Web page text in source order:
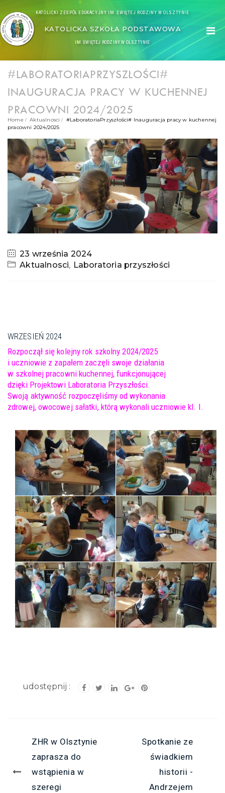
KATOLICKI ZESPÓŁ EDUKACYJNY IM. ŚWIĘTEJ RODZINY W OLSZTYNIE
KATOLICKA SZKOŁA PODSTAWOWA
IM. ŚWIĘTEJ RODZINY W OLSZTYNIE
#LABORATORIAPRZYSZŁOŚCI#
INAUGURACJA PRACY W KUCHENNEJ
PRACOWNI 2024/2025
Home Aktualnosci
#LaboratoriaPrzyszłości# Inauguracja pracy w kuchennej
pracowni 2024/2025
23 września 2024
Aktualnosci, Laboratoria przyszłości
WRZESIEŃ 2024
Rozpoczął się kolejny rok szkolny 2024/2025
i uczniowie z zapałem zaczęli swoje działania
w szkolnej pracowni kuchennej, funkcjonującej
dzięki Projektowi Laboratoria Przyszłości.
Swoją aktywność rozpoczęliśmy od wykonania
zdrowej, owocowej sałatki, którą wykonali uczniowie kl. I.
ZHR w Olsztynie
zaprasza do
wstąpienia w
szeregi
Spotkanie ze
świadkiem
historii -
Andrzejem